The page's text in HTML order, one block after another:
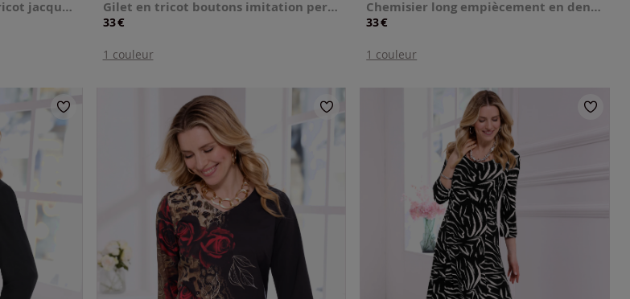
Veste en tricot jacquard tricot jacquard de qualité Gilet en tricot boutons imitation perles
33€
1 couleur
Chemisier long empiècement en dentelle
33€
1 couleur